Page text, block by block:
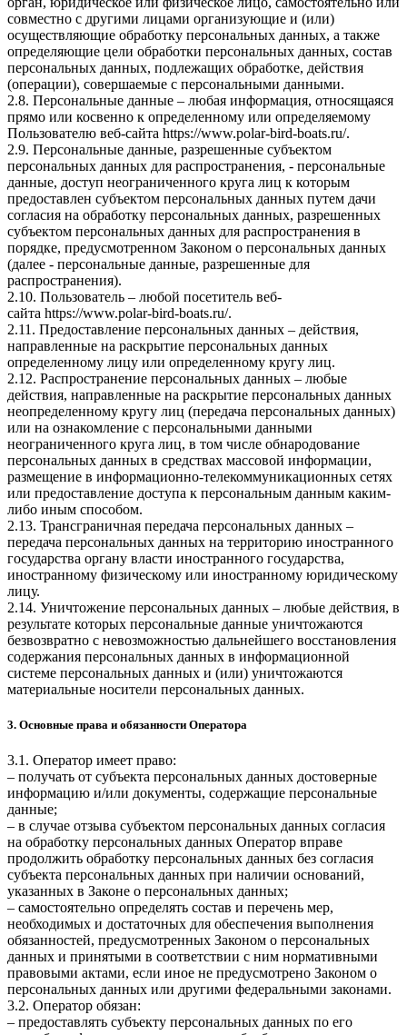
совместно с другими лицами организующие и (или)
осуществляющие обработку персональных данных, а также
определяющие цели обработки персональных данных, состав
персональных данных, подлежащих обработке, действия
(операции), совершаемые с персональными данными.
2.8. Персональные данные – любая информация, относящаяся
прямо или косвенно к определенному или определяемому
Пользователю веб-сайта https://www.polar-bird-boats.ru/.
2.9. Персональные данные, разрешенные субъектом
персональных данных для распространения, - персональные
данные, доступ неограниченного круга лиц к которым
предоставлен субъектом персональных данных путем дачи
согласия на обработку персональных данных, разрешенных
субъектом персональных данных для распространения в
порядке, предусмотренном Законом о персональных данных
(далее - персональные данные, разрешенные для
распространения).
2.10. Пользователь – любой посетитель веб-
сайта https://www.polar-bird-boats.ru/.
2.11. Предоставление персональных данных – действия,
направленные на раскрытие персональных данных
определенному лицу или определенному кругу лиц.
2.12. Распространение персональных данных – любые
действия, направленные на раскрытие персональных данных
неопределенному кругу лиц (передача персональных данных)
или на ознакомление с персональными данными
неограниченного круга лиц, в том числе обнародование
персональных данных в средствах массовой информации,
размещение в информационно-телекоммуникационных сетях
или предоставление доступа к персональным данным каким-
либо иным способом.
2.13. Трансграничная передача персональных данных –
передача персональных данных на территорию иностранного
государства органу власти иностранного государства,
иностранному физическому или иностранному юридическому
лицу.
2.14. Уничтожение персональных данных – любые действия, в
результате которых персональные данные уничтожаются
безвозвратно с невозможностью дальнейшего восстановления
содержания персональных данных в информационной
системе персональных данных и (или) уничтожаются
материальные носители персональных данных.
3. Основные права и обязанности Оператора
3.1. Оператор имеет право:
– получать от субъекта персональных данных достоверные
информацию и/или документы, содержащие персональные
данные;
– в случае отзыва субъектом персональных данных согласия
на обработку персональных данных Оператор вправе
продолжить обработку персональных данных без согласия
субъекта персональных данных при наличии оснований,
указанных в Законе о персональных данных;
– самостоятельно определять состав и перечень мер,
необходимых и достаточных для обеспечения выполнения
обязанностей, предусмотренных Законом о персональных
данных и принятыми в соответствии с ним нормативными
правовыми актами, если иное не предусмотрено Законом о
персональных данных или другими федеральными законами.
3.2. Оператор обязан:
– предоставлять субъекту персональных данных по его